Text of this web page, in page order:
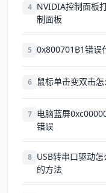
4 NVIDIA控制面板
制面板
5 0x800701B1错误
6 鼠标单击变双击
7 电脑蓝屏
错误
8 USB转串口驱动
的方法